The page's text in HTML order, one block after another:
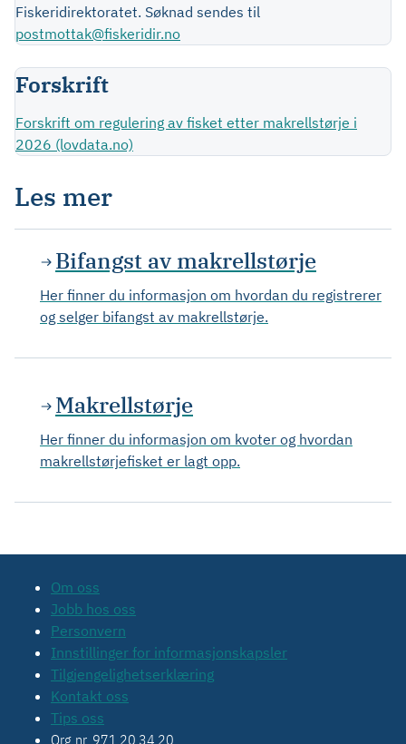
Fiskeridirektoratet. Søknad sendes til
postmottak@fiskeridir.no
Forskrift
Forskrift om regulering av fisket etter makrellstørje i
2026 (lovdata.no)
Les mer
Bifangst av makrellstørje
Her finner du informasjon om hvordan du registrerer
og selger bifangst av makrellstørje.
Makrellstørje
Her finner du informasjon om kvoter og hvordan
makrellstørjefisket er lagt opp.
Om oss
Jobb hos oss
Personvern
Innstillinger for informasjonskapsler
Tilgjengelighetserklæring
Kontakt oss
Tips oss
Org.nr. 971 20 34 20